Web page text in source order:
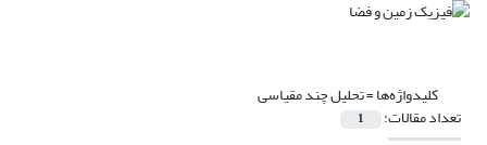
کلیدواژه‌ها =تحلیل چند مقیاسی
تعداد مقالات: 1